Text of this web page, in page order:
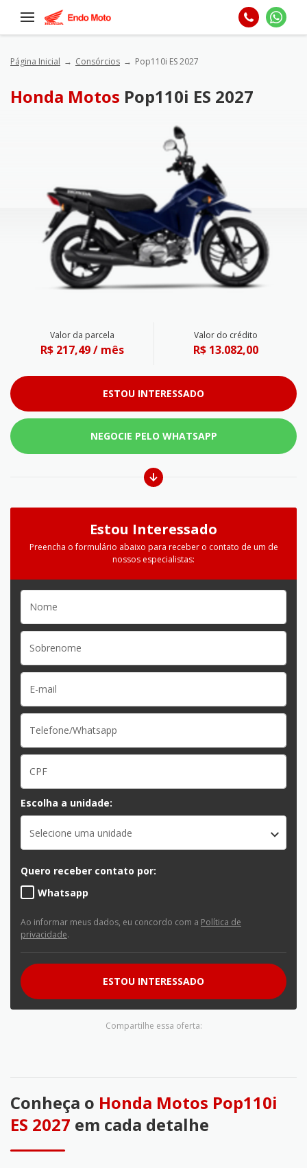
Página Inicial Consórcios Pop110i ES 2027
Honda Motos Pop110i ES 2027
Valor da parcela
R$ 217,49 / mês
Valor do crédito
R$ 13.082,00
ESTOU INTERESSADO
NEGOCIE PELO WHATSAPP
Estou Interessado
Preencha o formulário abaixo para receber o contato de um de
nossos especialistas:
Escolha a unidade:
Selecione uma unidade
Quero receber contato por:
Whatsapp
Ao informar meus dados, eu concordo com a Política de
privacidade.
ESTOU INTERESSADO
Compartilhe essa oferta:
Conheça o Honda Motos Pop110i
ES 2027 em cada detalhe